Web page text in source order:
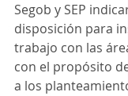
Segob y SEP
disposición para
trabajo con las
con el propósito
a los